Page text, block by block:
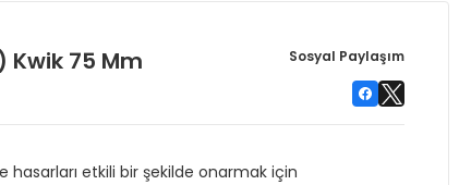
Kwik 75 Mm Sosyal Paylaşım
hasarları etkili bir şekilde onarmak için